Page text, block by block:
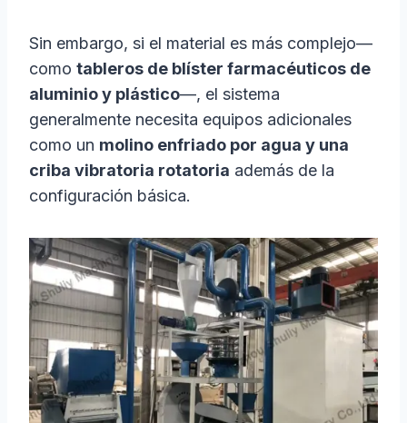
Sin embargo, si el material es más complejo—
como tableros de blíster farmacéuticos de
aluminio y plástico—, el sistema
generalmente necesita equipos adicionales
como un molino enfriado por agua y una
criba vibratoria rotatoria además de la
configuración básica.